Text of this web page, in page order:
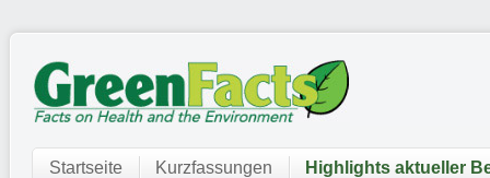
Startseite Kurzfassungen Highlights aktueller